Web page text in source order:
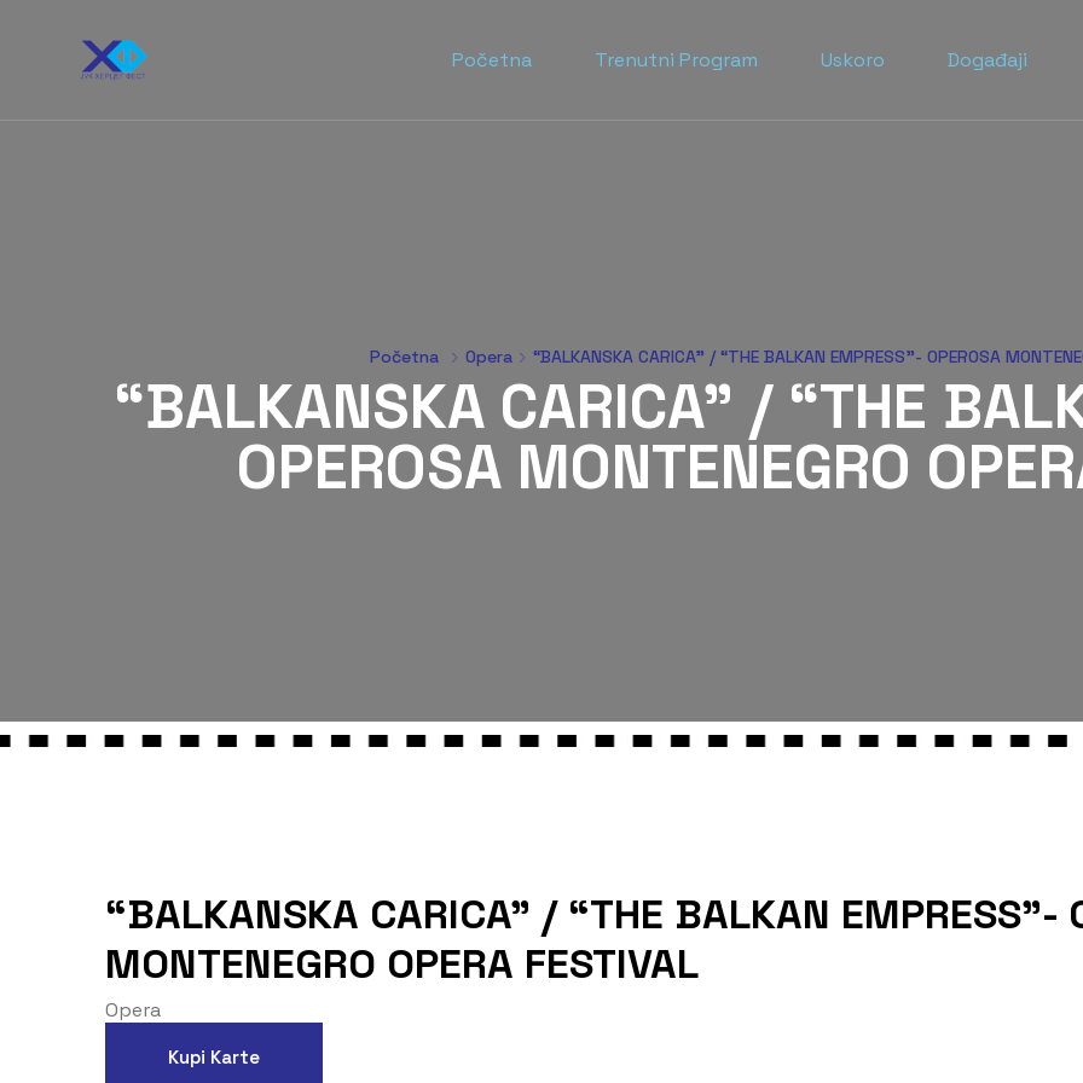
Početna Trenutni Program Uskoro Događaji
Početna Opera “BALKANSKA CARICA” / “THE BALKAN EMPRESS”- OPEROSA
“BALKANSKA CARICA” / “THE
OPEROSA MONTENEGRO
“BALKANSKA CARICA” / “THE BALKAN EMPRESS”-
MONTENEGRO OPERA FESTIVAL
Opera
Kupi Karte